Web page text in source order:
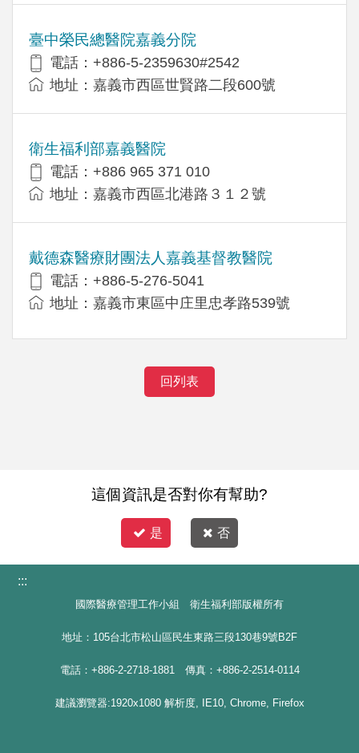
臺中榮民總醫院嘉義分院
電話：+886-5-2359630#2542
地址：嘉義市西區世賢路二段600號
衛生福利部嘉義醫院
電話：+886 965 371 010
地址：嘉義市西區北港路３１２號
戴德森醫療財團法人嘉義基督教醫院
電話：+886-5-276-5041
地址：嘉義市東區中庄里忠孝路539號
回列表
這個資訊是否對你有幫助?
是 否
:::
國際醫療管理工作小組 衛生福利部版權所有
地址：105台北市松山區民生東路三段130巷9號B2F
電話：+886-2-2718-1881 傳真：+886-2-2514-0114
建議瀏覽器:1920x1080 解析度, IE10, Chrome, Firefox